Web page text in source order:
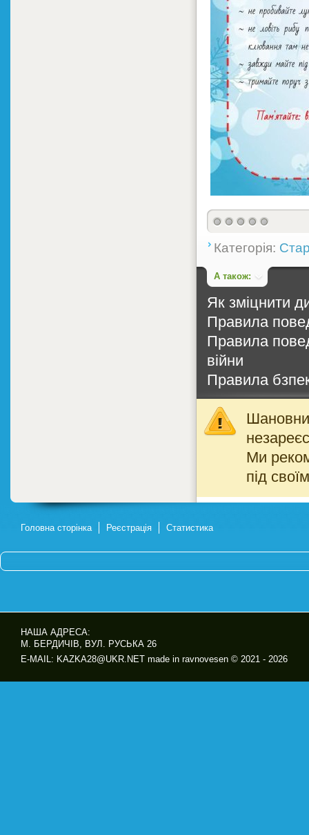
Категорія:
А також:
Як зміцнити
Правила
Правила
війни
Правила
Ми
під
Головна сторінка Реєстрація Статистика
НАША АДРЕСА:
М. БЕРДИЧІВ, ВУЛ. РУСЬКА 26
E-MAIL: KAZKA28@UKR.NET made in ravnovesen © 2021 - 2026